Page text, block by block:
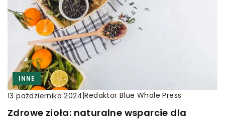
INNE
13 października 2024|Redaktor Blue Whale Press
Zdrowe zioła: naturalne wsparcie dla